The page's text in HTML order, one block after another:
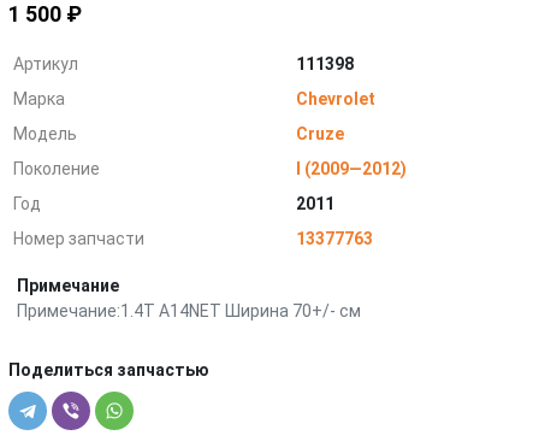
1 500 ₽
Артикул
111398
Марка
Chevrolet
Модель
Cruze
Поколение
I (2009—2012)
Год
2011
Номер запчасти
13377763
Примечание
Примечание:1.4T A14NET Ширина 70+/- см
Поделиться запчастью